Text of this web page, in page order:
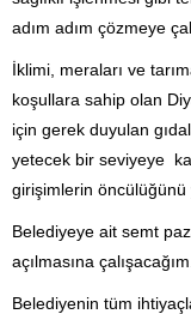
adım adım çözmeye
İklimi, meraları ve
koşullara sahip olan
için gerek duyulan
yetecek bir seviyeye
girişimlerin öncülüğünü
Belediyeye ait semt
açılmasına çalışacağım.
Belediyenin tüm